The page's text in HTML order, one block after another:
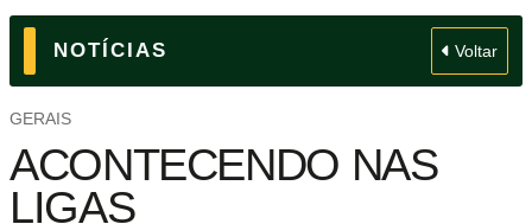
NOTÍCIAS Voltar
GERAIS
ACONTECENDO NAS
LIGAS